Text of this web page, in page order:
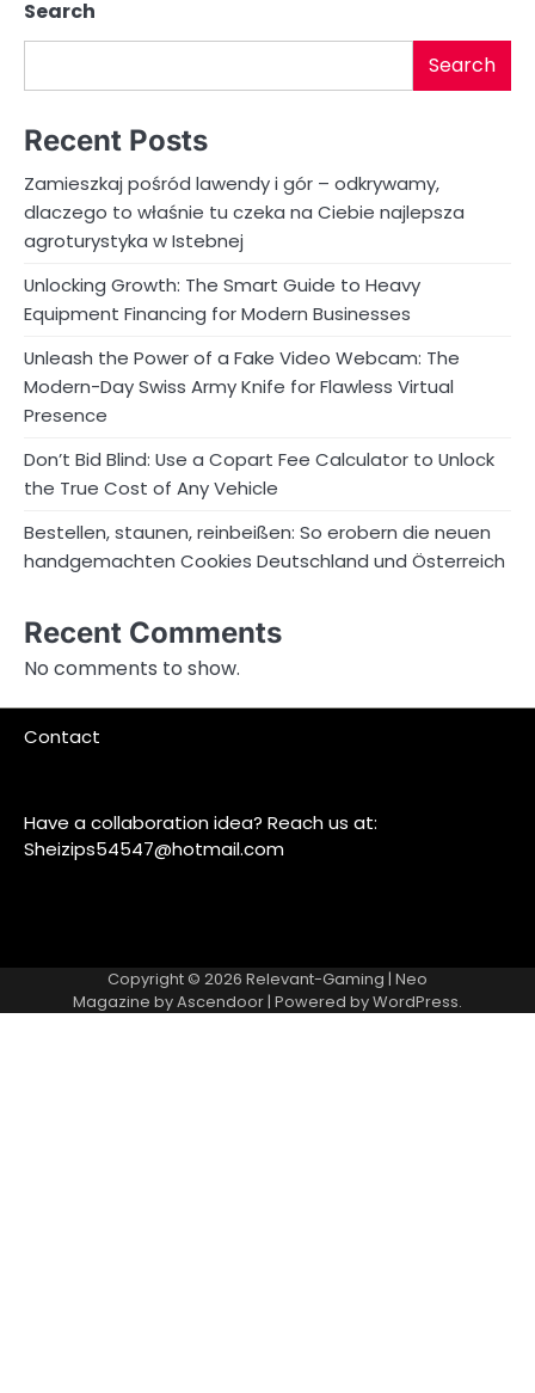
Search
Search
Recent Posts
Zamieszkaj pośród lawendy i gór – odkrywamy,
dlaczego to właśnie tu czeka na Ciebie najlepsza
agroturystyka w Istebnej
Unlocking Growth: The Smart Guide to Heavy
Equipment Financing for Modern Businesses
Unleash the Power of a Fake Video Webcam: The
Modern-Day Swiss Army Knife for Flawless Virtual
Presence
Don’t Bid Blind: Use a Copart Fee Calculator to Unlock
the True Cost of Any Vehicle
Bestellen, staunen, reinbeißen: So erobern die neuen
handgemachten Cookies Deutschland und Österreich
Recent Comments
No comments to show.
Contact
Have a collaboration idea? Reach us at:
Sheizips54547@hotmail.com
Copyright © 2026 Relevant-Gaming | Neo
Magazine byAscendoor| Powered byWordPress.